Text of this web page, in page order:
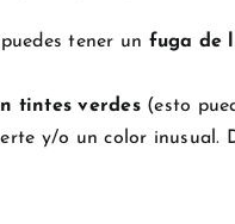
tener un fuga de
tintes verdes(esto
y/o un color inusual.